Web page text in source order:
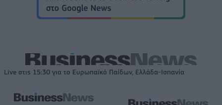
Live στις 15:30 για το Ευρωπαϊκό Παίδων, Ελλάδα-Ισπανία